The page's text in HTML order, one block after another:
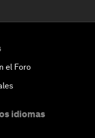
el Foro
idiomas